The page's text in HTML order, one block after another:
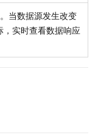
当数据源发生改变
，实时查看数据响应